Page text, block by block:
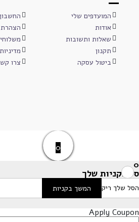
המועדפים שלי
אודות
הצהרת
שאלות ותשובות
תקנון
ביטול עסקה
צרו
0
0
סל הקניות שלך
הסל שלך ריק המשך בקניות
Apply Coupon